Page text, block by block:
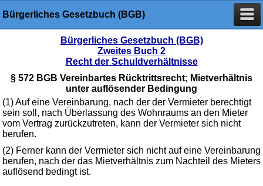
Bürgerliches Gesetzbuch (BGB)
Bürgerliches Gesetzbuch (BGB)
Zweites Buch 2
Recht der Schuldverhältnisse
§ 572 BGB Vereinbartes Rücktrittsrecht; Mietverhältnis
unter auflösender Bedingung
(1) Auf eine Vereinbarung, nach der der Vermieter berechtigt
sein soll, nach Überlassung des Wohnraums an den Mieter
vom Vertrag zurückzutreten, kann der Vermieter sich nicht
berufen.
(2) Ferner kann der Vermieter sich nicht auf eine Vereinbarung
berufen, nach der das Mietverhältnis zum Nachteil des Mieters
auflösend bedingt ist.